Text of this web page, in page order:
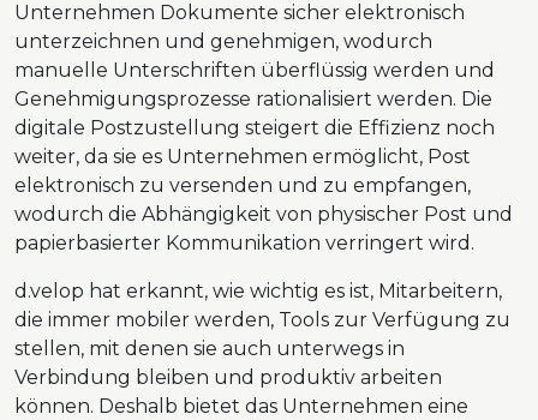
Unternehmen Dokumente sicher elektronisch
unterzeichnen und genehmigen, wodurch
manuelle Unterschriften überflüssig werden und
Genehmigungsprozesse rationalisiert werden. Die
digitale Postzustellung steigert die Effizienz noch
weiter, da sie es Unternehmen ermöglicht, Post
elektronisch zu versenden und zu empfangen,
wodurch die Abhängigkeit von physischer Post und
papierbasierter Kommunikation verringert wird.
d.velop hat erkannt, wie wichtig es ist, Mitarbeitern,
die immer mobiler werden, Tools zur Verfügung zu
stellen, mit denen sie auch unterwegs in
Verbindung bleiben und produktiv arbeiten
können. Deshalb bietet das Unternehmen eine